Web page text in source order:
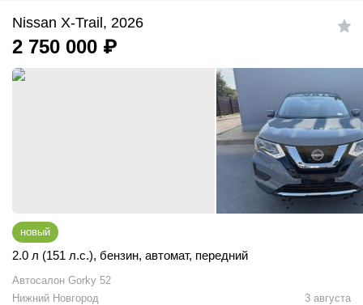
Nissan X-Trail, 2026
2 750 000 ₽
новый
2.0 л (151 л.с.), бензин, автомат, передний
Автосалон Gorky 52
Нижний Новгород
3 августа